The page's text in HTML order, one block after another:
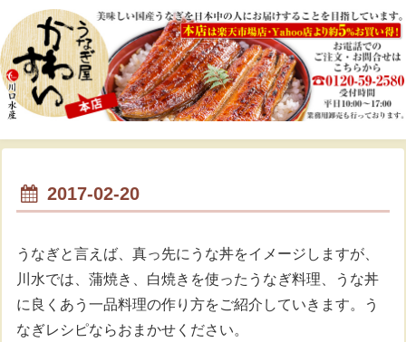
2017-02-20
うなぎと言えば、真っ先にうな丼をイメージしますが、
川水では、蒲焼き、白焼きを使ったうなぎ料理、うな丼
に良くあう一品料理の作り方をご紹介していきます。う
なぎレシピならおまかせください。